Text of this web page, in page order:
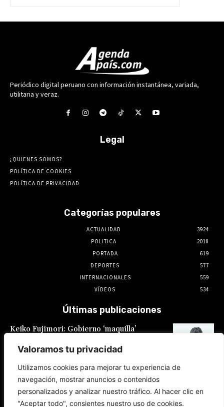
Valoramos tu privacidad
Utilizamos cookies para mejorar tu experiencia de
navegación, mostrar anuncios o contenidos
personalizados y analizar nuestro tráfico. Al hacer clic en
"Aceptar todo", consientes nuestro uso de cookies.
Periódico digital peruano con información instantánea, variada,
utilitaria y veraz.
Legal
¿QUIENES SOMOS?
POLÍTICA DE COOKIES
POLÍTICA DE PRIVACIDAD
Categorías populares
ACTUALIDAD
3924
POLITICA
2018
PORTADA
619
DEPORTES
577
INTERNACIONALES
559
VÍDEOS
534
Últimas publicaciones
Keiko Fujimori: Gobierno ‘maquilla’
fragmentado y feriados reacomodados
Keiko Fujimori es la que buscó al Gobierno
de México para el restablecimiento de
relaciones, reveló Claudia Sheinbaum